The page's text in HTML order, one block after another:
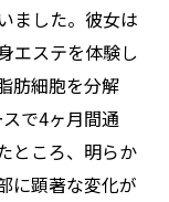
ました。彼女は
エステを体験し
肪細胞を分解
で4ヶ月間通
ところ、明らか
に顕著な変化が